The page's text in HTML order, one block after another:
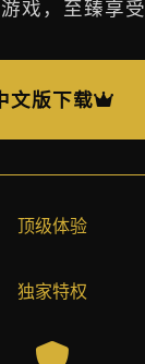
戏，至臻享受
文版下载
顶级体验
独家特权